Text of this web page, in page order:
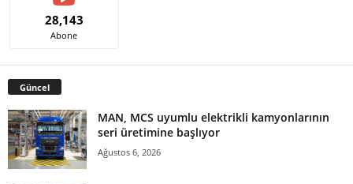
28,143
Abone
Güncel
MAN, MCS uyumlu elektrikli kamyonlarının
seri üretimine başlıyor
Ağustos 6, 2026